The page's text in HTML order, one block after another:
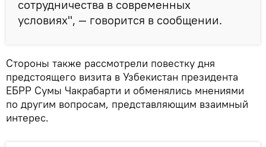
сотрудничества в современных
условиях", — говорится в сообщении.
Стороны также рассмотрели повестку дня
предстоящего визита в Узбекистан президента
ЕБРР Сумы Чакрабарти и обменялись мнениями
по другим вопросам, представляющим взаимный
интерес.